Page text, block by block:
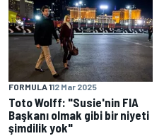
FORMULA 112 Mar 2025
Toto Wolff: "Susie'nin FIA
Başkanı olmak gibi bir niyeti
şimdilik yok"